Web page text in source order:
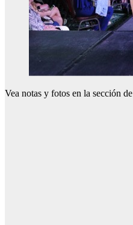
Vea notas y fotos en la sección de